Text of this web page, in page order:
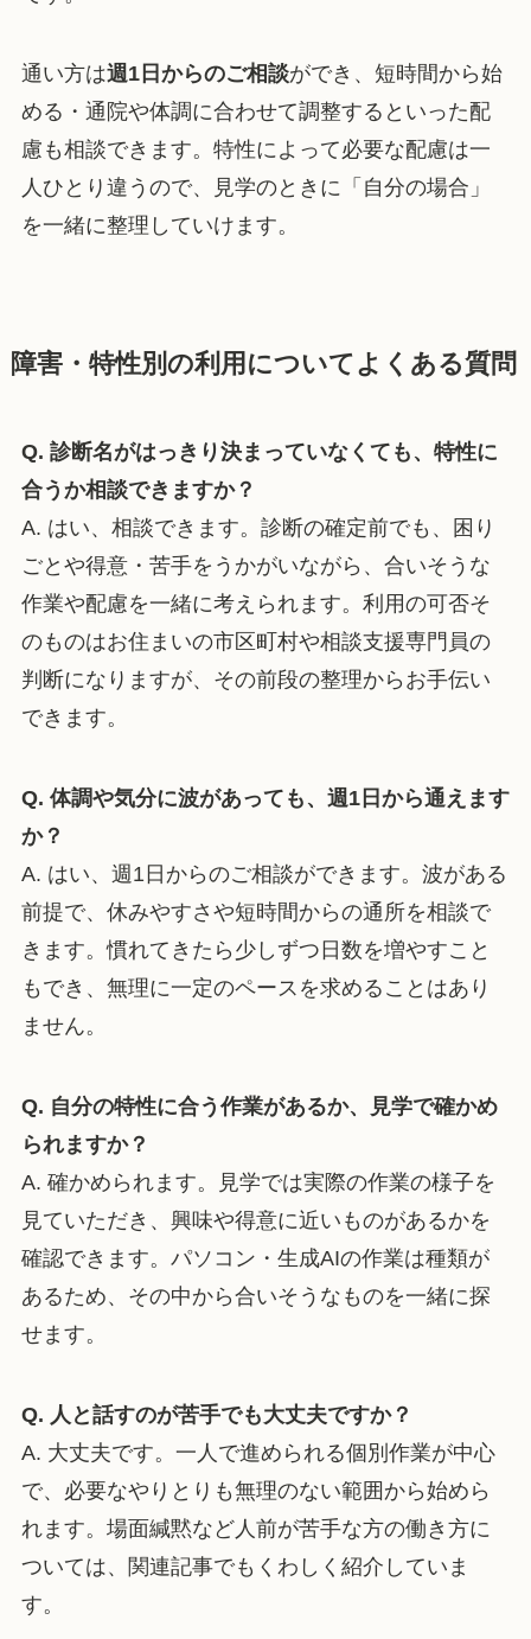
通い方は週1日からのご相談ができ、短時間から始
める・通院や体調に合わせて調整するといった配
慮も相談できます。特性によって必要な配慮は一
人ひとり違うので、見学のときに「自分の場合」
を一緒に整理していけます。
障害・特性別の利用についてよくある質問
Q. 診断名がはっきり決まっていなくても、特性に
合うか相談できますか？
A. はい、相談できます。診断の確定前でも、困り
ごとや得意・苦手をうかがいながら、合いそうな
作業や配慮を一緒に考えられます。利用の可否そ
のものはお住まいの市区町村や相談支援専門員の
判断になりますが、その前段の整理からお手伝い
できます。
Q. 体調や気分に波があっても、週1日から通えます
か？
A. はい、週1日からのご相談ができます。波がある
前提で、休みやすさや短時間からの通所を相談で
きます。慣れてきたら少しずつ日数を増やすこと
もでき、無理に一定のペースを求めることはあり
ません。
Q. 自分の特性に合う作業があるか、見学で確かめ
られますか？
A. 確かめられます。見学では実際の作業の様子を
見ていただき、興味や得意に近いものがあるかを
確認できます。パソコン・生成AIの作業は種類が
あるため、その中から合いそうなものを一緒に探
せます。
Q. 人と話すのが苦手でも大丈夫ですか？
A. 大丈夫です。一人で進められる個別作業が中心
で、必要なやりとりも無理のない範囲から始めら
れます。場面緘黙など人前が苦手な方の働き方に
ついては、関連記事でもくわしく紹介していま
す。